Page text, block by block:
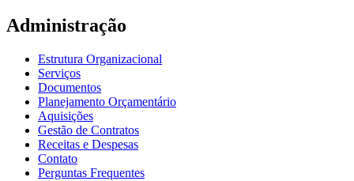
Administração
Estrutura Organizacional
Serviços
Documentos
Planejamento Orçamentário
Aquisições
Gestão de Contratos
Receitas e Despesas
Contato
Perguntas Frequentes